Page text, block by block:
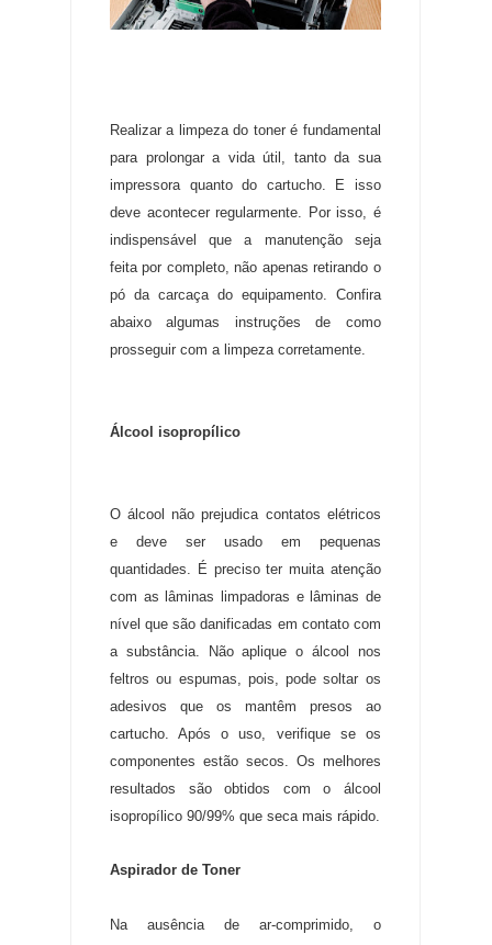
Realizar a limpeza do toner é fundamental
para prolongar a vida útil, tanto da sua
impressora quanto do cartucho. E isso
deve acontecer regularmente. Por isso, é
indispensável que a manutenção seja
feita por completo, não apenas retirando o
pó da carcaça do equipamento. Confira
abaixo algumas instruções de como
prosseguir com a limpeza corretamente.
Álcool isopropílico
O álcool não prejudica contatos elétricos
e deve ser usado em pequenas
quantidades. É preciso ter muita atenção
com as lâminas limpadoras e lâminas de
nível que são danificadas em contato com
a substância. Não aplique o álcool nos
feltros ou espumas, pois, pode soltar os
adesivos que os mantêm presos ao
cartucho. Após o uso, verifique se os
componentes estão secos. Os melhores
resultados são obtidos com o álcool
isopropílico 90/99% que seca mais rápido.
Aspirador de Toner
Na ausência de ar-comprimido, o